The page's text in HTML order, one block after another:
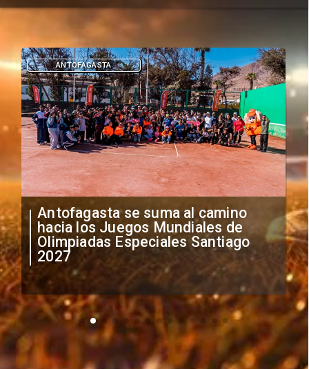
"Falta de profesionalismo": Sifup
anuncia medidas por situación
irregular de futbolistas
extranjeros
DEPORTES